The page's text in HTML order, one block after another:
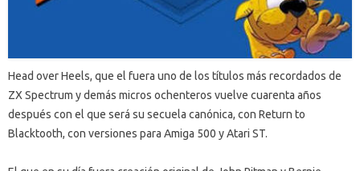
Head over Heels, que el fuera uno de los títulos más recordados de
ZX Spectrum y demás micros ochenteros vuelve cuarenta años
después con el que será su secuela canónica, con Return to
Blacktooth, con versiones para Amiga 500 y Atari ST.